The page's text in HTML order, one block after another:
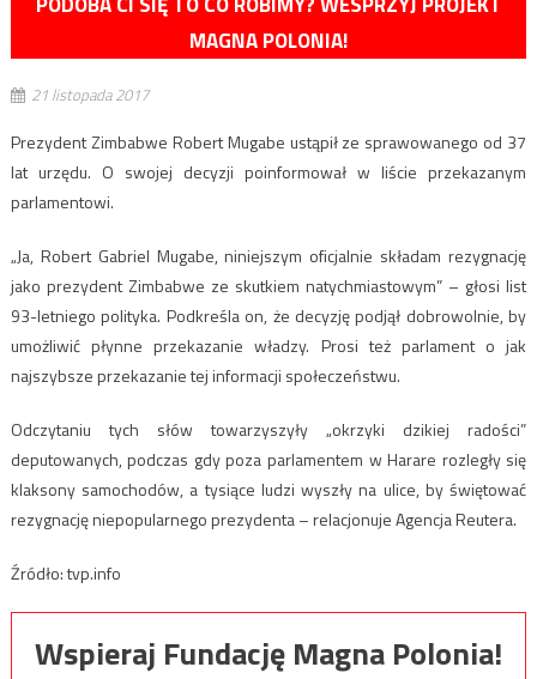
MAGNA POLONIA!
21 listopada 2017
Prezydent Zimbabwe Robert Mugabe ustąpił ze sprawowanego od 37
lat urzędu. O swojej decyzji poinformował w liście przekazanym
parlamentowi.
„Ja, Robert Gabriel Mugabe, niniejszym oficjalnie składam rezygnację
jako prezydent Zimbabwe ze skutkiem natychmiastowym” – głosi list
93-letniego polityka. Podkreśla on, że decyzję podjął dobrowolnie, by
umożliwić płynne przekazanie władzy. Prosi też parlament o jak
najszybsze przekazanie tej informacji społeczeństwu.
Odczytaniu tych słów towarzyszyły „okrzyki dzikiej radości”
deputowanych, podczas gdy poza parlamentem w Harare rozległy się
klaksony samochodów, a tysiące ludzi wyszły na ulice, by świętować
rezygnację niepopularnego prezydenta – relacjonuje Agencja Reutera.
Źródło: tvp.info
Wspieraj Fundację Magna Polonia!